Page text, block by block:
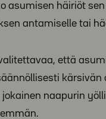
asumisen häiriöt
antamiselle tai
että
naapurin